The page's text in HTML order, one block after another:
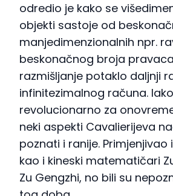
odredio je kako se
objekti sastoje od
manjedimenzionalnih npr.
beskonačnog broja
razmišljanje potaklo daljnji
infinitezimalnog računa.
revolucionarno za
neki aspekti Cavalierijeva
poznati i ranije. Primjenjivao
kao i kineski matematičari
Zu Gengzhi, no bili su